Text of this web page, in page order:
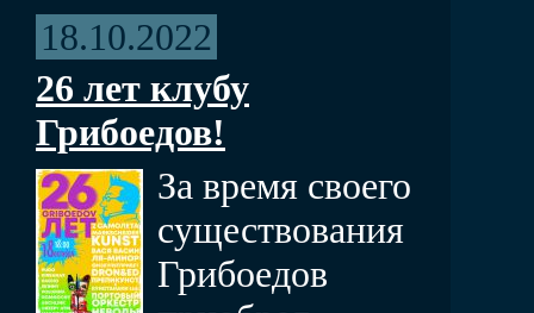
18.10.2022
26 лет клубу
Грибоедов!
За время своего
существования
Грибоедов